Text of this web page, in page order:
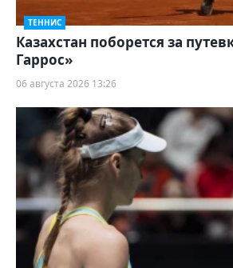
ТЕННИС
Казахстан поборется за
Гаррос»
06 августа 2026 13:26